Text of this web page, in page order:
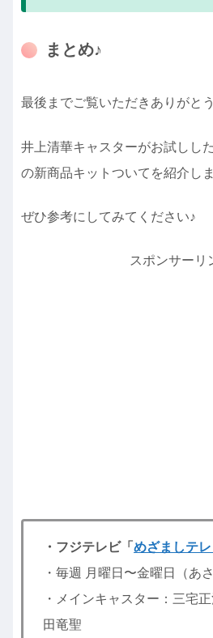
まとめ♪
最後までご覧いただきありがと
井上清華キャスターがお試しし
の新商品キットついてを紹介しま
ぜひ参考にしてみてください♪
スポンサーリ
・フジテレビ「 めざましテ
・毎週 月曜日〜金曜日（あ
・メインキャスター：三宅
田竜聖